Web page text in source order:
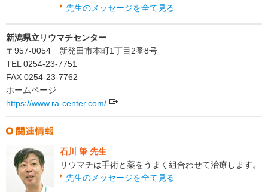
先生のメッセージを全て見る
新潟県立リウマチセンター
〒957-0054 新発田市本町1丁目2番8号
TEL 0254-23-7751
FAX 0254-23-7762
ホームページ
https://www.ra-center.com/
石川 肇 先生
リウマチは手術と薬をうまく組合わせて治療します。
先生のメッセージを全て見る